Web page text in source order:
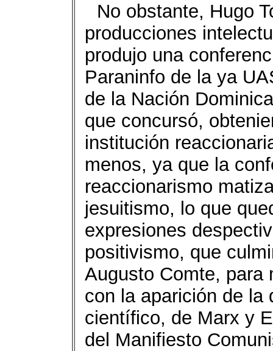
No obstante, Hugo
producciones
produjo una
Paraninfo de la ya
de la Nación
que concursó,
institución
menos, ya que la
reaccionarismo
jesuitismo, lo que
expresiones
positivismo, que
Augusto Comte, para
con la aparición de la
científico, de Marx y
del Manifiesto